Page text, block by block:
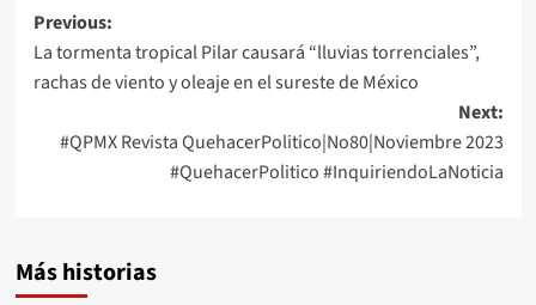
Post
navigation
Previous:
La tormenta tropical Pilar causará “lluvias torrenciales”,
rachas de viento y oleaje en el sureste de México
Next:
#QPMX Revista QuehacerPolitico|No80|Noviembre 2023
#QuehacerPolitico #InquiriendoLaNoticia
Más historias